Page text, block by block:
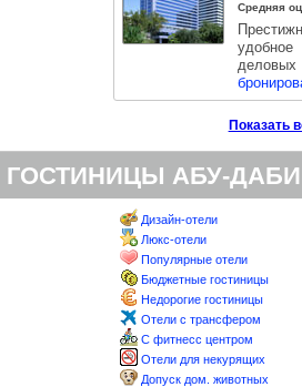
Средняя
Показать
ГОСТИНИЦЫ АБУ-
Дизайн-отели
Люкс-отели
Популярные отели
Бюджетные гостиницы
Недорогие гостиницы
Отели с трансфером
С фитнесс центром
Отели для некурящих
Допуск дом. животных